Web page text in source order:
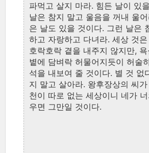
파먹고 살지 마라. 힘든 날이 있
날은 참지 말고 울음을 꺼내 울
은 날도 있을 것이다. 그런 날은
하고 자랑하고 다녀라. 세상 것
호락호락 곁을 내주지 않지만,
볕에 담벼락 허물어지듯이 허술
석을 내보여 줄 것이다. 별 것 없
지 말고 살아라. 왕후장상의 씨
천이 따로 없는 세상이니 네가
우면 그만일 것이다.